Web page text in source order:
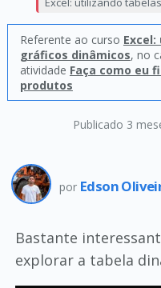
Publicado 3
Referente ao curso
gráficos dinâmicos, no
atividade Faça como eu
produtos
por Edson
Bastante
explorar a tabela